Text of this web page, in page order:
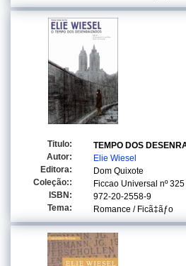
Titulo:
TEMPO DOS
Autor:
Elie Wiesel
Editora:
Dom Quixote
Coleção::
Ficcao Universal nº 325
ISBN:
972-20-2558-9
Tema:
Romance / Ficã‡ãƒo